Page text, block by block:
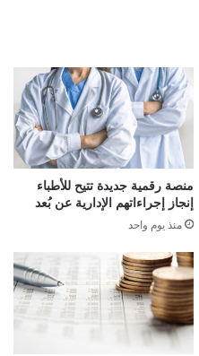
منصة رقمية جديدة تتيح للأطباء
إنجاز إجراءاتهم الإدارية عن بُعد
منذ يوم واحد